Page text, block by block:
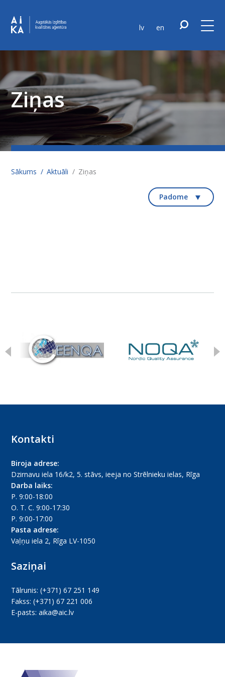
lv en
Ziņas
Sākums Aktuāli Ziņas
Padome
Kontakti
Biroja adrese:
Dzirnavu iela 16/k2, 5. stāvs, ieeja no Strēlnieku ielas, Rīga
Darba laiks:
P. 9:00-18:00
O. T. C. 9:00-17:30
P. 9:00-17:00
Pasta adrese:
Vaļņu iela 2, Rīga LV-1050
Saziņai
Tālrunis:(+371) 67 251 149
Fakss:(+371) 67 221 006
E-pasts:aika@aic.lv